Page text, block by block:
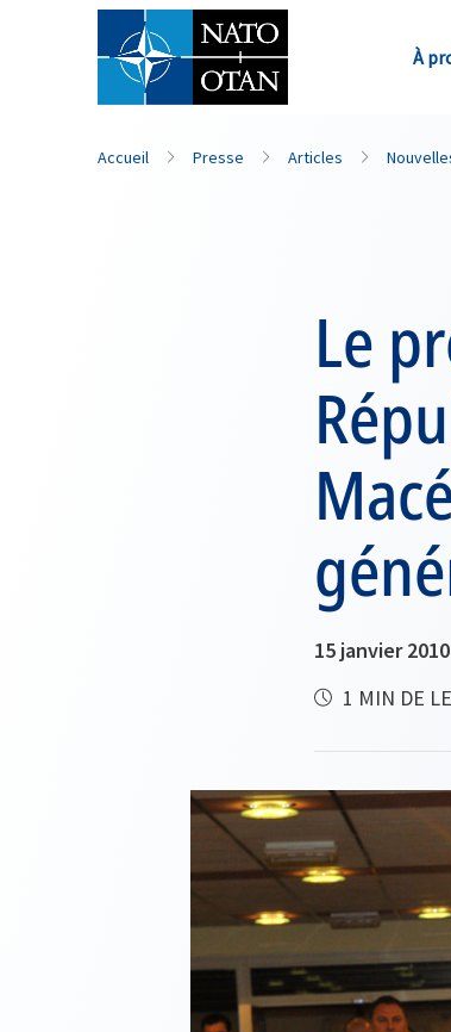
À
Nom de famille*
Accueil Presse Articles
Le
15 janvier 2010
1 MIN DE